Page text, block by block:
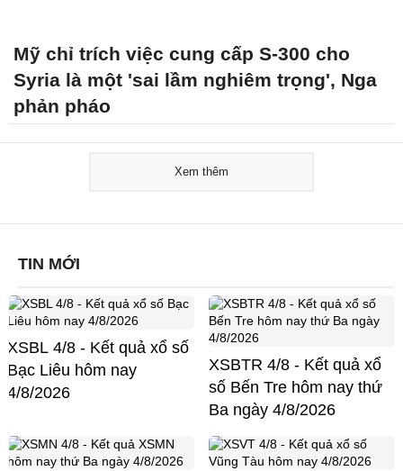
Mỹ chỉ trích việc cung cấp S-300 cho
Syria là một 'sai lầm nghiêm trọng', Nga
phản pháo
Xem thêm
TIN MỚI
XSBL 4/8 - Kết quả xổ số
Bạc Liêu hôm nay
4/8/2026
XSBTR 4/8 - Kết quả xổ
số Bến Tre hôm nay thứ
Ba ngày 4/8/2026